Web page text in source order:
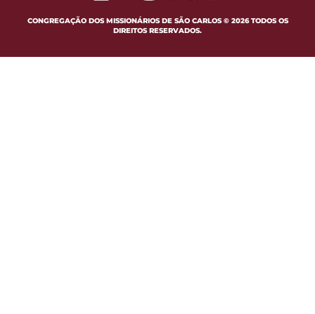
CONGREGAÇÃO DOS MISSIONÁRIOS DE SÃO CARLOS © 2026 TODOS OS
DIREITOS RESERVADOS.